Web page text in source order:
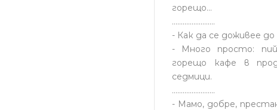
горещо...
........................
- Как да се доживее до
- Много просто:
горещо кафе в
седмици.
........................
- Мамо, добре,